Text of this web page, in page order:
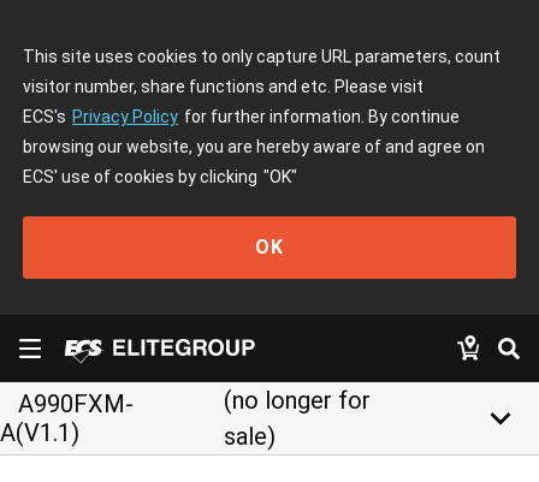
This site uses cookies to only capture URL parameters, count
visitor number, share functions and etc. Please visit
ECS's Privacy Policy for further information. By continue
browsing our website, you are hereby aware of and agree on
ECS' use of cookies by clicking "OK"
OK
A990FXM-
A(V1.1)
(no longer for
sale)
keyboard_arrow_down